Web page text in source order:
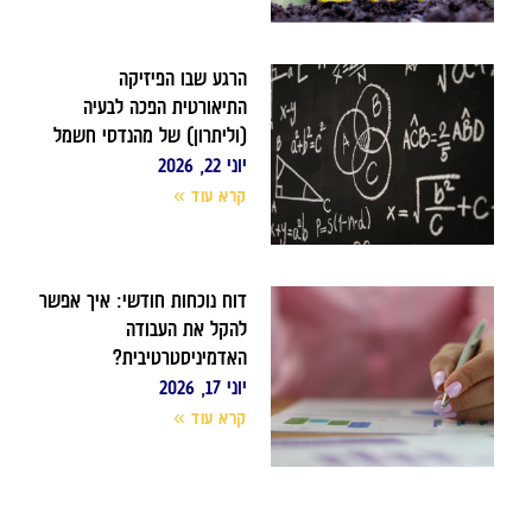
הרגע שבו הפיזיקה
התיאורטית הפכה לבעיה
(וליתרון) של מהנדסי חשמל
יוני 22, 2026
קרא עוד »
דוח נוכחות חודשי: איך אפשר
להקל את העבודה
האדמיניסטרטיבית?
יוני 17, 2026
קרא עוד »